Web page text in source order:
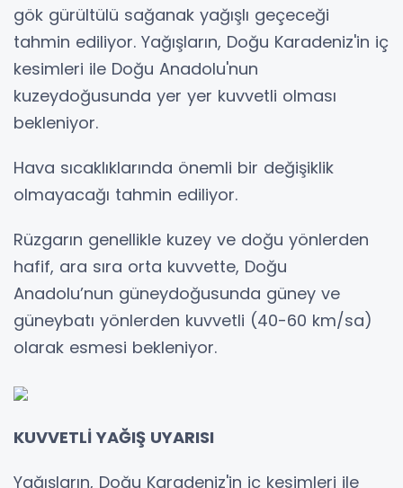
gök gürültülü sağanak yağışlı geçeceği
tahmin ediliyor. Yağışların, Doğu Karadeniz'in iç
kesimleri ile Doğu Anadolu'nun
kuzeydoğusunda yer yer kuvvetli olması
bekleniyor.
Hava sıcaklıklarında önemli bir değişiklik
olmayacağı tahmin ediliyor.
Rüzgarın genellikle kuzey ve doğu yönlerden
hafif, ara sıra orta kuvvette, Doğu
Anadolu’nun güneydoğusunda güney ve
güneybatı yönlerden kuvvetli (40-60 km/sa)
olarak esmesi bekleniyor.
KUVVETLİ YAĞIŞ UYARISI
Yağışların, Doğu Karadeniz'in iç kesimleri ile